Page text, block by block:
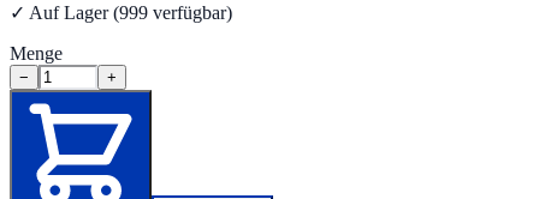
✓ Auf Lager (999 verfügbar)
Menge
− +